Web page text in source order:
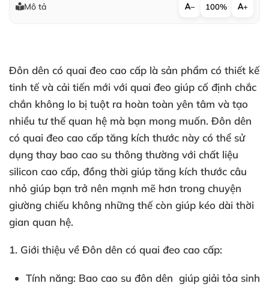
Mô tả − 100% +
Đôn dên có quai đeo cao cấp là sản phẩm có thiết kế
tinh tếvà cải tiến mới với quai đeo giúp cố định chắc
chắn không lo bị tuột ra hoàn toàn yên tâm và tạo
nhiều tư thế quan hệ mà bạn mong muốn. Đôn dên
có quai đeo cao cấp tăng kích thước này có thể sử
dụng thay bao cao su thông thường với chất liệu
silicon cao cấp, đồng thời giúp tăng kích thước câu
nhỏ giúp bạn trở nên mạnh mẽ hơn trong chuyện
giường chiếu không những thế còn giúp kéo dài thời
gian quan hệ.
1. Giới thiệu về Đôn dên có quai đeo cao cấp:
Tính năng: Bao cao su đôn dên giúp giải tỏa sinh